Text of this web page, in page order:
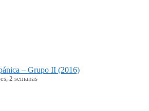
– Grupo II (2016)
2 semanas